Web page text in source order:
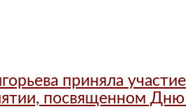
приняла
посвященном Дню